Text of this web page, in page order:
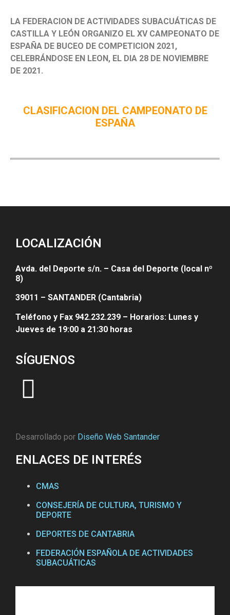
LA FEDERACION DE ACTIVIDADES SUBACUÁTICAS DE
CASTILLA Y LEÓN ORGANIZO EL XV CAMPEONATO DE
ESPAÑA DE BUCEO DE COMPETICION 2021,
CELEBRÁNDOSE EN LEON, EL DIA 28 DE NOVIEMBRE
DE 2021.
CLASIFICACION DEL CAMPEONATO DE
ESPAÑA
LOCALIZACIÓN
Avda. del Deporte s/n. – Casa del Deporte (local nº
8)
39011 – SANTANDER (Cantabria)
Teléfono y Fax 942.232.239 – Horarios: Lunes y
Jueves de 19:00 a 21:30 horas
SÍGUENOS
Desarrollado por Diseño Web Santander
ENLACES DE INTERÉS
CMAS
CONSEJERÍA DE CULTURA, TURISMO Y
DEPORTE
DEPORTES DE CANTABRIA
FEDERACIÓN ESPAÑOLA DE ACTIVIDADES
SUBACUÁTICAS